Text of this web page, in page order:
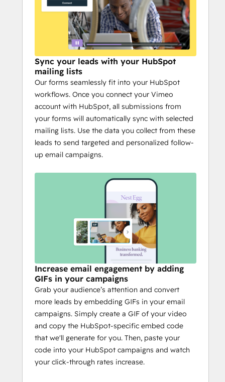
Sync your leads with your HubSpot
mailing lists
Our forms seamlessly fit into your HubSpot
workflows. Once you connect your Vimeo
account with HubSpot, all submissions from
your forms will automatically sync with selected
mailing lists. Use the data you collect from these
leads to send targeted and personalized follow-
up email campaigns.
Increase email engagement by adding
GIFs in your campaigns
Grab your audience’s attention and convert
more leads by embedding GIFs in your email
campaigns. Simply create a GIF of your video
and copy the HubSpot-specific embed code
that we'll generate for you. Then, paste your
code into your HubSpot campaigns and watch
your click-through rates increase.